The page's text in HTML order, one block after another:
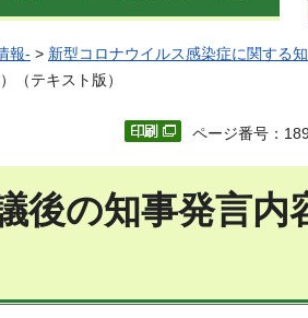
報- > 新型コロナウイルス感染症に関する
（テキスト版）
ページ番号：
後の知事発言内